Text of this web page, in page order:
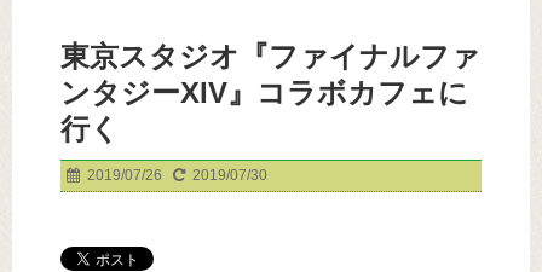
東京スタジオ『ファイナルファ
ンタジーXIV』コラボカフェに
行く
2019/07/26 2019/07/30